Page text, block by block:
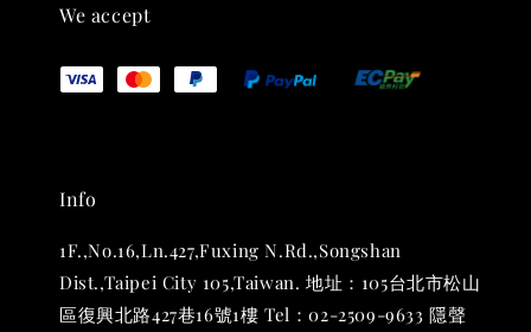
NT$ 880
加入購物車
We accept
Info
1F.,No.16,Ln.427,Fuxing N.Rd.,Songshan
Dist.,Taipei City 105,Taiwan. 地址：105台北市松山
區復興北路427巷16號1樓 Tel：02-2509-9633 隱聲